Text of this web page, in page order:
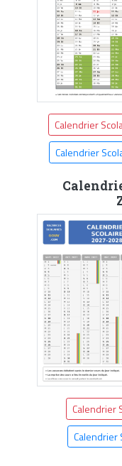
Calendrier
Calendrier
Calendrier
Calendrier